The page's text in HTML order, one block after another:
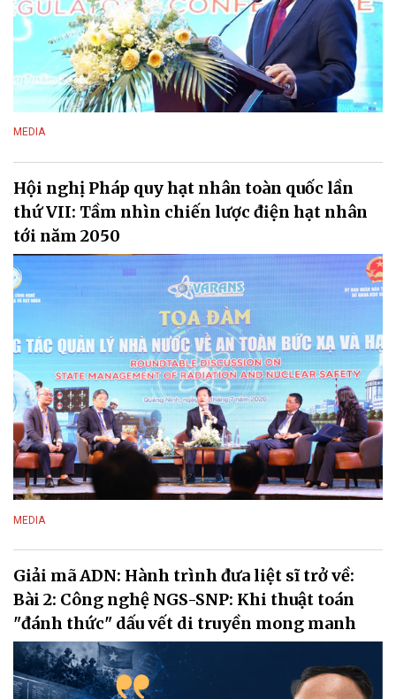
MEDIA
Hội nghị Pháp quy hạt nhân toàn quốc lần
thứ VII: Tầm nhìn chiến lược điện hạt nhân
tới năm 2050
MEDIA
Giải mã ADN: Hành trình đưa liệt sĩ trở về:
Bài 2: Công nghệ NGS-SNP: Khi thuật toán
"đánh thức" dấu vết di truyền mong manh